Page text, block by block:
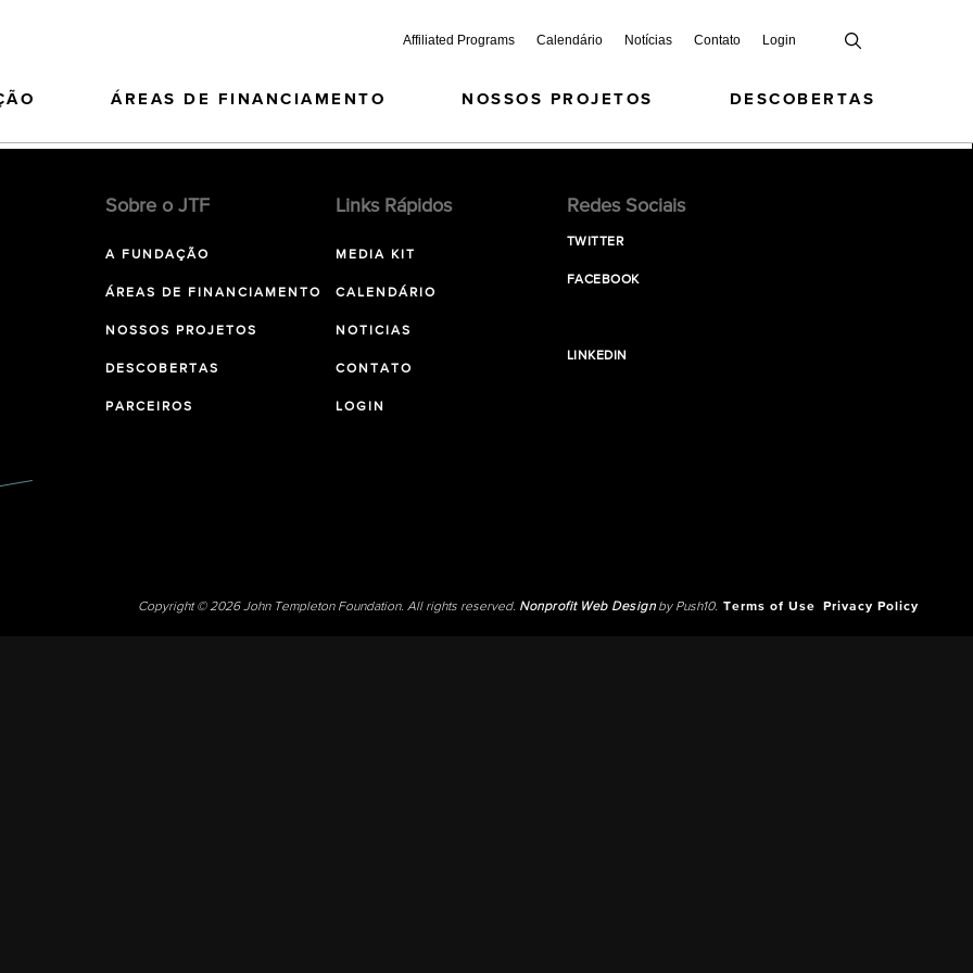
Affiliated Programs Calendário Notícias Contato Login
ÁREAS DE FINANCIAMENTO NOSSOS PROJETOS DESCOBERTAS
Sobre o JTF
A FUNDAÇÃO
ÁREAS DE FINANCIAMENTO
NOSSOS PROJETOS
DESCOBERTAS
PARCEIROS
Links Rápidos
MEDIA KIT
CALENDÁRIO
NOTICIAS
CONTATO
LOGIN
Redes Sociais
TWITTER
FACEBOOK
LINKEDIN
Copyright © 2026 John Templeton Foundation. All rights reserved. Nonprofit Web Designby Push10. Terms of Use Privacy Policy